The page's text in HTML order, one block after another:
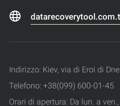
Indirizzo: Kiev, via di Eroi di
Telefono: +38(099) 600-01-45
Orari di apertura: Da lun. a